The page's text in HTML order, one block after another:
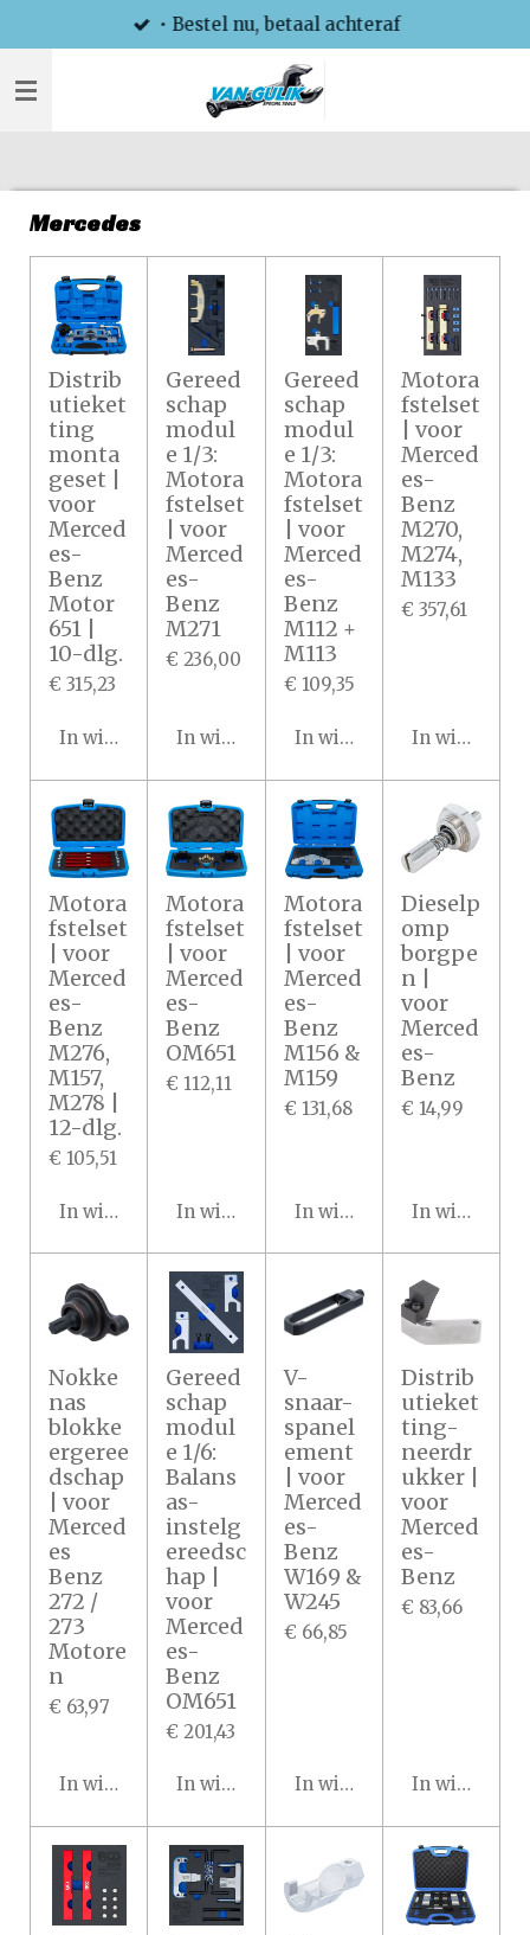
direct
naar
• Bestel nu, betaal achteraf
Mercedes
Distrib
utieket
ting
monta
geset |
voor
Merced
es-
Benz
Motor
651 |
10-dlg.
€ 315,23
In winkelwagen
Gereed
schap
modul
e 1/3:
Motora
fstelset
| voor
Merced
es-
Benz
M271
€ 236,00
In winkelwagen
Gereed
schap
modul
e 1/3:
Motora
fstelset
| voor
Merced
es-
Benz
M112 +
M113
€ 109,35
In winkelwagen
Motora
fstelset
| voor
Merced
es-
Benz
M270,
M274,
M133
€ 357,61
In
Motora
fstelset
| voor
Merced
es-
Benz
M276,
M157,
M278 |
12-dlg.
€ 105,51
In winkelwagen
Motora
fstelset
| voor
Merced
es-
Benz
OM651
€ 112,11
In winkelwagen
Motora
fstelset
| voor
Merced
es-
Benz
M156 &
M159
€ 131,68
In winkelwagen
Dieselp
omp
borgpe
n |
voor
Merced
es-
Benz
€ 14,99
In
Nokke
nas
blokke
ergeree
dschap
| voor
Merced
es
Benz
272 /
273
Motore
n
€ 63,97
In winkelwagen
Gereed
schap
modul
e 1/6:
Balans
as-
instelg
ereedsc
hap |
voor
Merced
es-
Benz
OM651
€ 201,43
In winkelwagen
V-
snaar-
spanel
ement
| voor
Merced
es-
Benz
W169 &
W245
€ 66,85
In winkelwagen
Distrib
utieket
ting-
neerdr
ukker |
voor
Merced
es-
Benz
€ 83,66
In